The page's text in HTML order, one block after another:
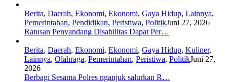
Berita, Daerah, Ekonomi, Ekonomi, Gaya Hidup, Lainnya,
Pemerintahan, Pendidikan, Peristiwa, PolitikJuni 27, 2026
Ratusan Penyandang Disabilitas Dapat Per…
Berita, Daerah, Ekonomi, Ekonomi, Gaya Hidup, Kuliner,
Lainnya, Olahraga, Pemerintahan, Peristiwa, PolitikJuni 27,
2026
Berbagi Sesama Polres nganjuk salurkan R…